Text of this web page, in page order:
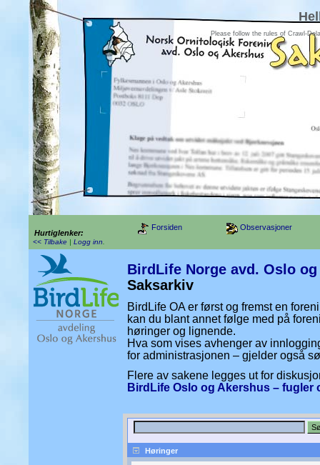
Hurtiglenker:
Forsiden Observasjoner
Please follow the rules of Crawl-
<< Tilbake | Logg inn
BirdLife Norge avd. Oslo
Saksarkiv
BirdLife OA er først og fremst en
kan du blant annet følge med på
høringer og lignende.
Hva som vises avhenger av
for administrasjonen – gjelder også
Flere av sakene legges ut for
BirdLife Oslo og Akershus – fugler
Høringer